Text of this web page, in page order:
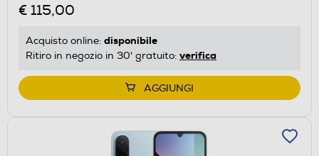
€ 115,00
Acquisto online: disponibile
Ritiro in negozio in 30' gratuito: verifica
AGGIUNGI